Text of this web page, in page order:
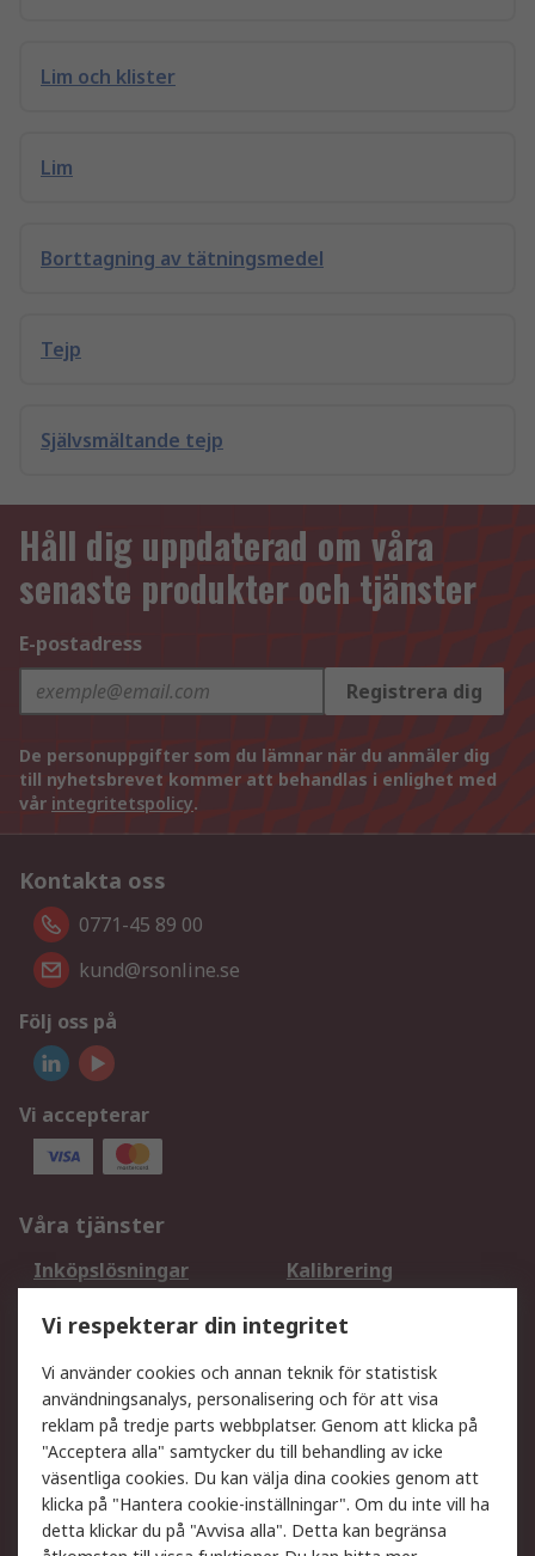
Lim och klister
Lim
Borttagning av tätningsmedel
Tejp
Självsmältande tejp
Håll dig uppdaterad om våra
senaste produkter och tjänster
E-postadress
Registrera dig
De personuppgifter som du lämnar när du anmäler dig
till nyhetsbrevet kommer att behandlas i enlighet med
vår integritetspolicy.
Kontakta oss
0771-45 89 00
kund@rsonline.se
Följ oss på
Vi accepterar
Våra tjänster
Inköpslösningar
Kalibrering
DesignSpark
Teknisk Support
Ditt lokala säljteam
Exportlösningar
Support
Få hjälp
Retur av varor
Leverans
Spåra din order
Begär en fakturakopi
Fördelar med RS-konto
Vi respekterar din integritet
Vi använder cookies och annan teknik för statistisk
användningsanalys, personalisering och för att visa
reklam på tredje parts webbplatser. Genom att klicka på
"Acceptera alla" samtycker du till behandling av icke
väsentliga cookies. Du kan välja dina cookies genom att
klicka på "Hantera cookie-inställningar". Om du inte vill ha
detta klickar du på "Avvisa alla". Detta kan begränsa